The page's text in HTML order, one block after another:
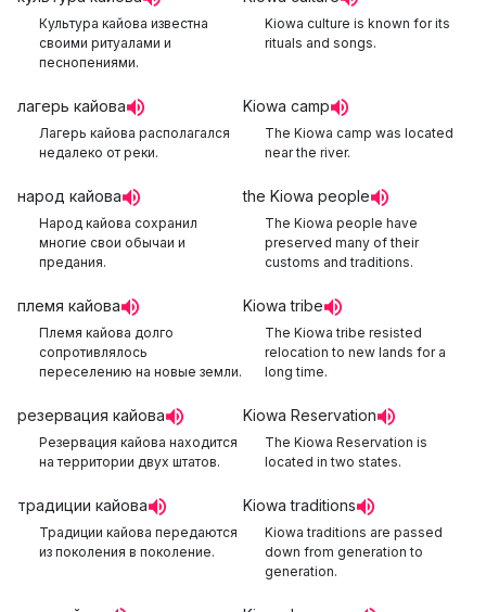
Культура кайова известна
своими ритуалами и
песнопениями.
Kiowa culture is known for its
rituals and songs.
лагерь кайова
Лагерь кайова располагался
недалеко от реки.
Kiowa camp
The Kiowa camp was located
near the river.
народ кайова
Народ кайова сохранил
многие свои обычаи и
предания.
the Kiowa people
The Kiowa people have
preserved many of their
customs and traditions.
племя кайова
Племя кайова долго
сопротивлялось
переселению на новые земли.
Kiowa tribe
The Kiowa tribe resisted
relocation to new lands for a
long time.
резервация кайова
Резервация кайова находится
на территории двух штатов.
Kiowa Reservation
The Kiowa Reservation is
located in two states.
традиции кайова
Традиции кайова передаются
из поколения в поколение.
Kiowa traditions
Kiowa traditions are passed
down from generation to
generation.